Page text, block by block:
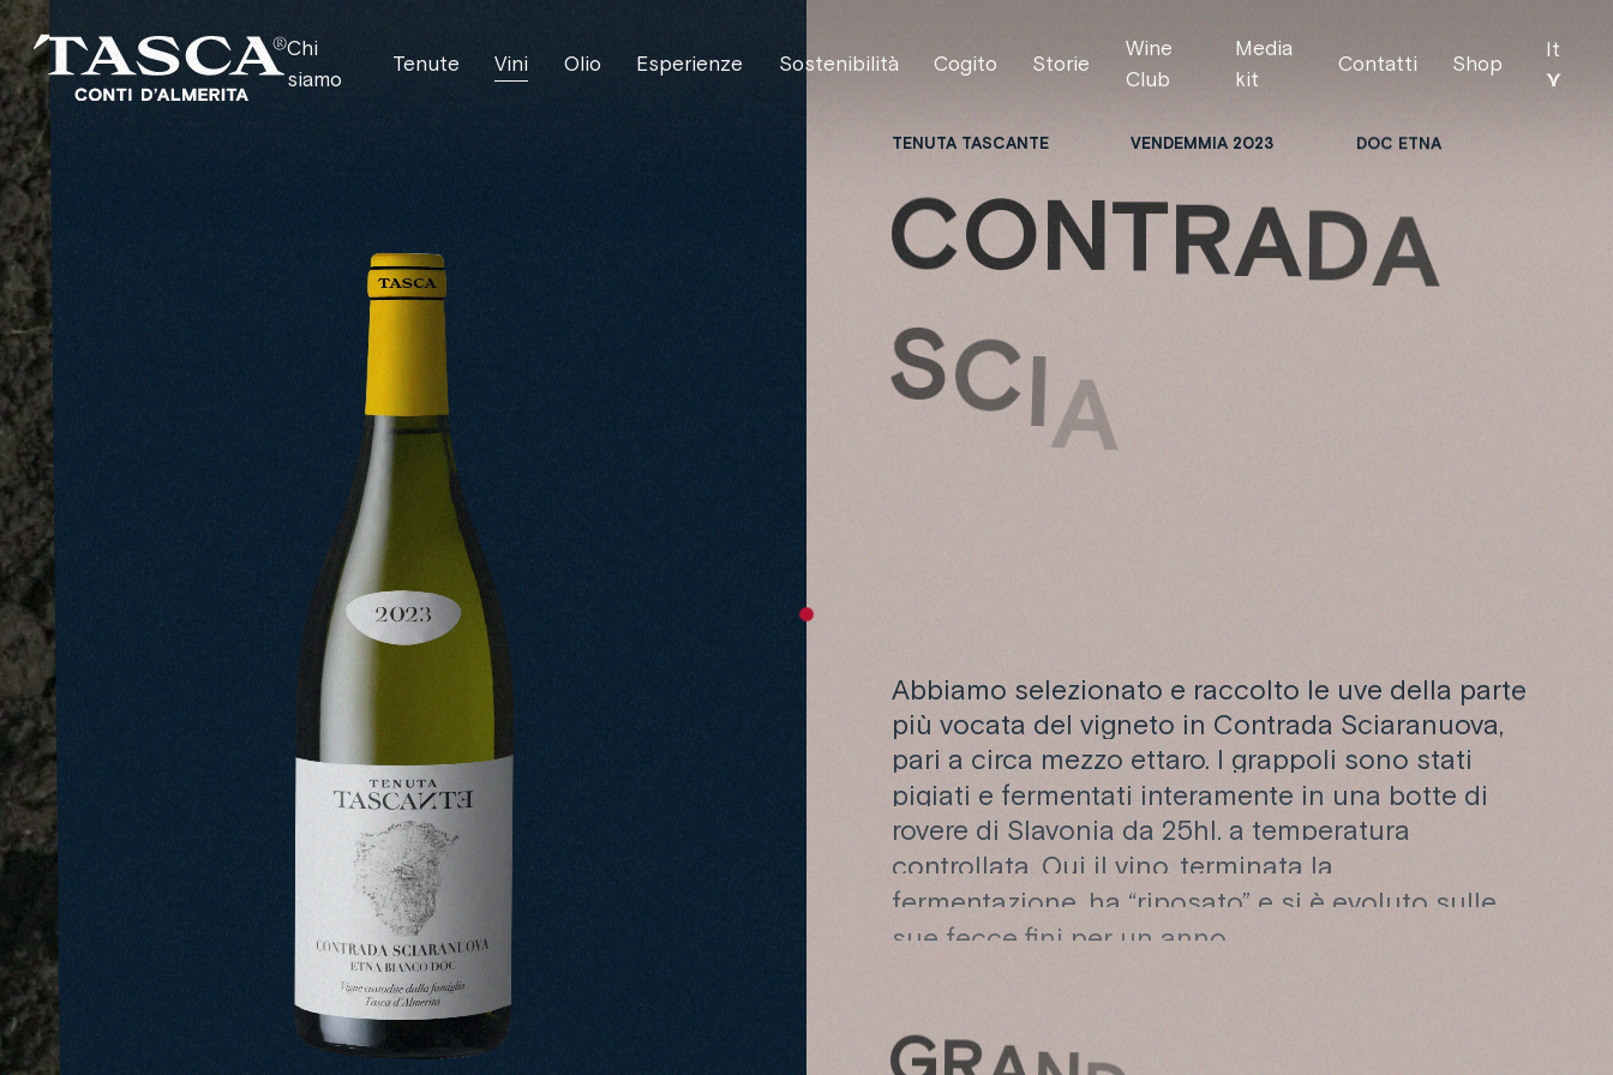
Chi
siamo
Tenute Vini Olio Esperienze Sostenibilità Cogito Storie
Wine
Club
Media
kit
Contatti Shop
It
⋎
TENUTA TASCANTE VENDEMMIA 2023 DOC ETNA
CONTRADA
SCI A
A
Abbiamo selezionato e raccolto le uve della parte
più vocata del vigneto in Contrada Sciaranuova,
pari a circa mezzo ettaro. I grappoli sono stati
pigiati e fermentati interamente in una botte di
rovere di Slavonia da 25hl, a temperatura
controllata. Qui il vino, terminata la
fermentazione, ha “riposato” e si è evoluto sulle
sue fecce fini per un anno.
GRAND